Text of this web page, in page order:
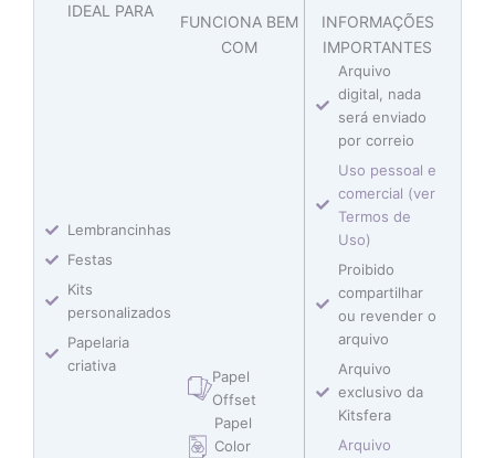
IDEAL PARA
Lembrancinhas
Festas
Kits
personalizados
Papelaria
criativa
FUNCIONA BEM
COM
Papel
Offset
Papel
Color
INFORMAÇÕES
IMPORTANTES
Arquivo
digital, nada
será enviado
por correio
Uso pessoal e
comercial (ver
Termos de
Uso)
Proibido
compartilhar
ou revender o
arquivo
Arquivo
exclusivo da
Kitsfera
Arquivo